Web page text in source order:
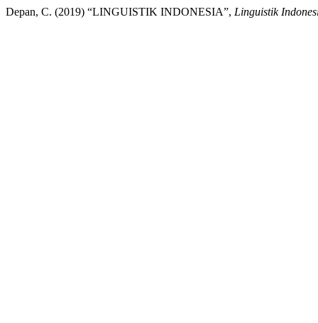
Depan, C. (2019) “LINGUISTIK INDONESIA”, Linguistik